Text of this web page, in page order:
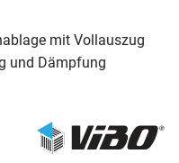
mit Vollauszug
und Dämpfung